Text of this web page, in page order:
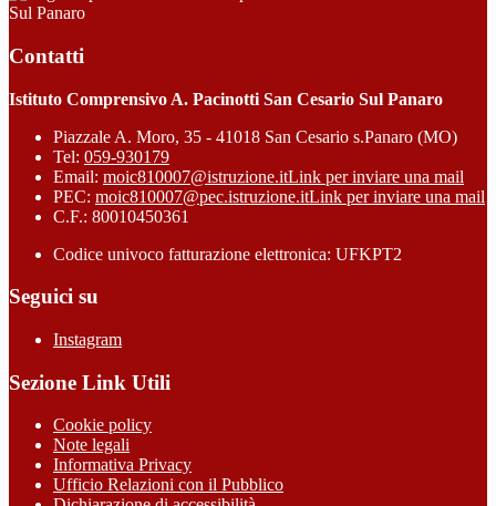
Sul Panaro
Contatti
Istituto Comprensivo A. Pacinotti San Cesario Sul Panaro
Piazzale A. Moro, 35 - 41018 San Cesario s.Panaro (MO)
Tel: 059-930179
Email: moic810007@istruzione.itLink per inviare una mail
PEC: moic810007@pec.istruzione.itLink per inviare una mail
C.F.: 80010450361
Codice univoco fatturazione elettronica: UFKPT2
Seguici su
Instagram
Sezione Link Utili
Cookie policy
Note legali
Informativa Privacy
Ufficio Relazioni con il Pubblico